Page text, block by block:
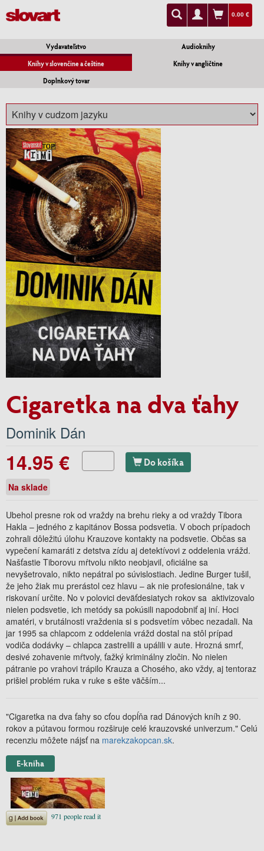
0.00 €
Vydavateľstvo
Audioknihy
Knihy v slovenčine a češtine
Knihy v angličtine
Doplnkový tovar
Cigaretka na dva ťahy
Dominik Dán
14.95 € Do košíka
Na sklade
Ubehol presne rok od vraždy na brehu rieky a od vraždy Tibora
Hakla – jedného z kapitánov Bossa podsvetia. V oboch prípadoch
zohrali dôležitú úlohu Krauzove kontakty na podsvetie. Občas sa
vypečení kamaráti z detstva zídu aj detektívovi z oddelenia vrážd.
Našťastie Tiborovu mŕtvolu nikto neobjavil, oficiálne sa
nevyšetrovalo, nikto nepátral po súvislostiach. Jedine Burger tušil,
že jeho žiak mu prerástol cez hlavu – ak nie profesionálne, tak v
riskovaní určite. No v polovici deväťdesiatych rokov sa aktivizovalo
nielen podsvetie, ich metódy sa pokúsili napodobniť aj iní. Hoci
amatéri, v brutálnosti vraždenia si s podsvetím vôbec nezadali. Na
jar 1995 sa chlapcom z oddelenia vrážd dostal na stôl prípad
vodiča dodávky – chlapca zastrelili a upálili v aute. Hrozná smrť,
desivé zohavenie mŕtvoly, ťažký kriminálny zločin. No nielen
pátranie po vrahovi trápilo Krauza a Chosého, ako vždy, aj tentoraz
prišiel problém ruka v ruke s ešte väčším...
"Cigaretka na dva ťahy so cťou dopĺňa rad Dánových kníh z 90.
rokov a pútavou formou rozširuje celé krauzovské univerzum." Celú
recenziu môžete nájsť na marekzakopcan.sk.
E-kniha